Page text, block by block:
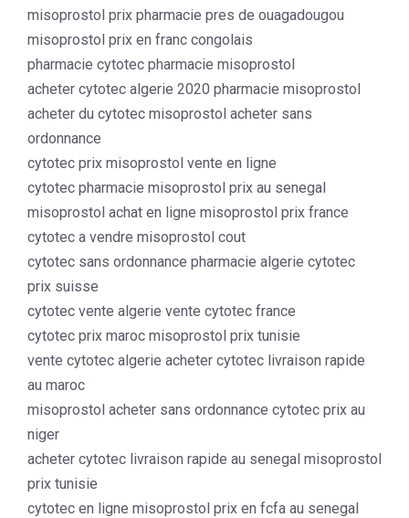
misoprostol prix pharmacie pres de ouagadougou
misoprostol prix en franc congolais
pharmacie cytotec pharmacie misoprostol
acheter cytotec algerie 2020 pharmacie misoprostol
acheter du cytotec misoprostol acheter sans
ordonnance
cytotec prix misoprostol vente en ligne
cytotec pharmacie misoprostol prix au senegal
misoprostol achat en ligne misoprostol prix france
cytotec a vendre misoprostol cout
cytotec sans ordonnance pharmacie algerie cytotec
prix suisse
cytotec vente algerie vente cytotec france
cytotec prix maroc misoprostol prix tunisie
vente cytotec algerie acheter cytotec livraison rapide
au maroc
misoprostol acheter sans ordonnance cytotec prix au
niger
acheter cytotec livraison rapide au senegal misoprostol
prix tunisie
cytotec en ligne misoprostol prix en fcfa au senegal